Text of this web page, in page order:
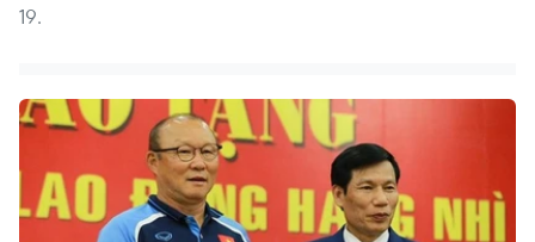
19.